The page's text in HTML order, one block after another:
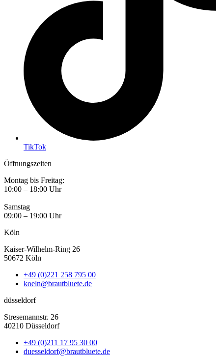
TikTok
Öffnungszeiten
Montag bis Freitag:
10:00 – 18:00 Uhr
Samstag
09:00 – 19:00 Uhr
Köln
Kaiser-Wilhelm-Ring 26
50672 Köln
+49 (0)221 258 795 00
koeln@brautbluete.de
düsseldorf
Stresemannstr. 26
40210 Düsseldorf
+49 (0)211 17 95 30 00
duesseldorf@brautbluete.de